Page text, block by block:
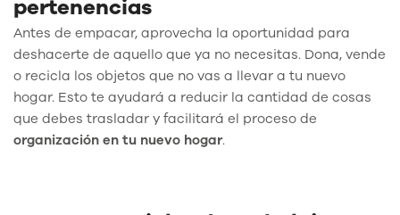
pertenencias
Antes de empacar, aprovecha la oportunidad para
deshacerte de aquello que ya no necesitas. Dona, vende
o recicla los objetos que no vas a llevar a tu nuevo
hogar. Esto te ayudará a reducir la cantidad de cosas
que debes trasladar y facilitará el proceso de
organización en tu nuevo hogar.